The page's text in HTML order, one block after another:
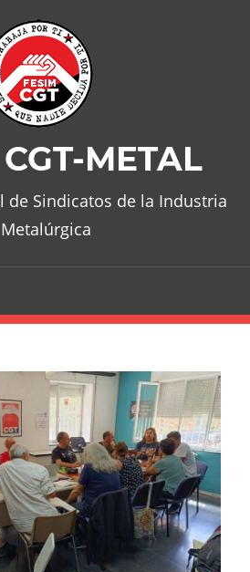
METAL
de Sindicatos de la Industria
Metalúrgica